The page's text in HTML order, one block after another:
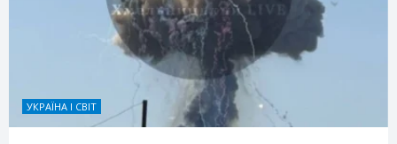
УКРАЇНА І СВІТ